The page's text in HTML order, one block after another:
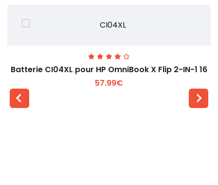
Batterie CI04XL pour HP OmniBook X Flip 2-IN-1 16
57.99€